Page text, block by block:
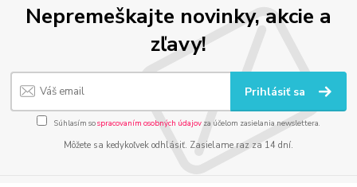
Nepremeškajte novinky, akcie a
zľavy!
Prihlásiť sa
Súhlasím sospracovaním osobných údajov za účelom zasielania newslettera.
Môžete sa kedykoľvek odhlásiť. Zasielame raz za 14 dní.